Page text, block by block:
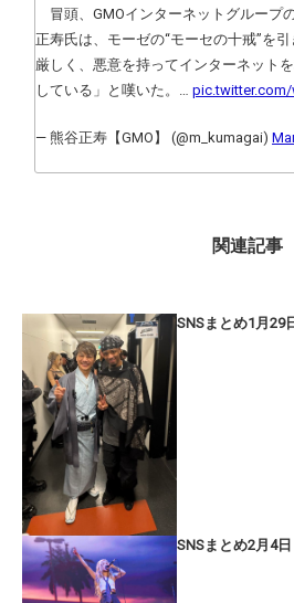
冒頭、GMOインターネットグループ
正寿氏は、モーゼの“モーセの十戒”を
厳しく、悪意を持ってインターネット
している」と嘆いた。… pic.twitter.com/
— 熊谷正寿【GMO】 (@m_kumagai)
関連記事
SNSまとめ1月29
SNSまとめ2月4日